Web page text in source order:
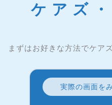
ケアズ
まずはお好きな方法でケア
実際の画面を